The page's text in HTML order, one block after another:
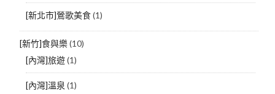
[新北市]鶯歌美食(1)
[新竹]食與樂(10)
[內灣]旅遊(1)
[內灣]溫泉 (1)